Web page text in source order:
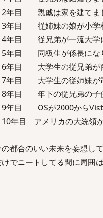
2年目 親戚は家を建てま
3年目 従姉妹の娘が小学
4年目 従兄弟が一流大学
5年目 同級生が係長にな
6年目 大学生の従兄弟が
7年目 大学生の従姉妹が
8年目 年下の従兄弟の子
9年目 OSが2000から
10年目 アメリカの大統領
都合のいい未来を妄想し
でニートしてる間に周囲